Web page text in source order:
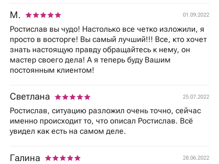
М.
01.09.2022
Ростислав вы чудо! Настолько все четко изложили, я
просто в восторге! Вы самый лучший!!! Все, кто хочет
знать настоящую правду обращайтесь к нему, он
мастер своего дела! А я теперь буду Вашим
постоянным клиентом!
Светлана 25.07.2022
Ростислав, ситуацию разложил очень точно, сейчас
именно происходит то, что описал Ростислав. Всё
увидел как есть на самом деле.
Галина 28.06.2022